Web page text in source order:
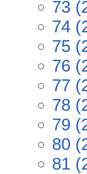
73
74
75
76
77
78
79
80
81